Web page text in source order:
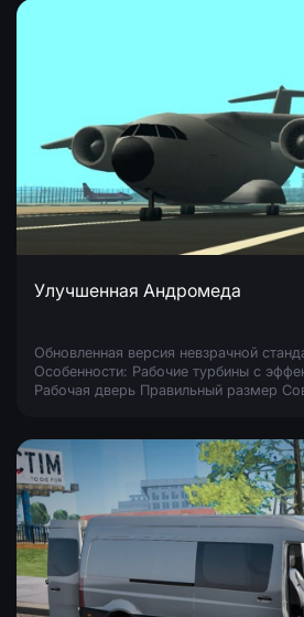
Улучшенная Андромеда
Обновленная версия невзрачной
Особенности: Рабочие турбины с
Рабочая дверь Правильный размер